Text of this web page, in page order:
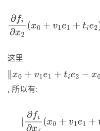
∂fi∂x 2 + e 2
这里
‖ x0+v1 e1+ti e2−x0‖ =v1 2+
, 所以有:
| ∂fi∂ ( x0 +v e1